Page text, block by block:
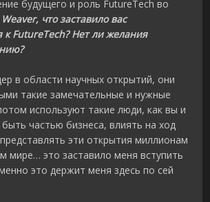
будущего и роль FutureTech во
что заставило вас
к FutureTech? Нет ли желания
в области научных открытий, они
такие замечательные и нужные
используют такие люди, как вы и
частью бизнеса, влиять на ход
эти открытия миллионам
мире… это заставило меня вступить
это держит меня здесь по сей